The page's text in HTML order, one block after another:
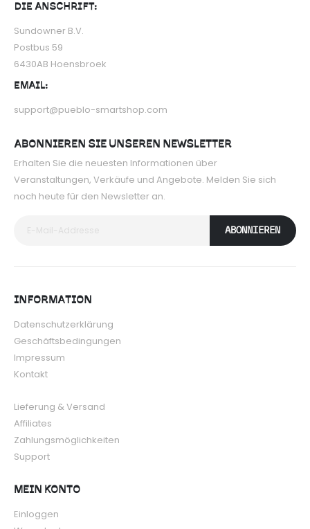
DIE ANSCHRIFT:
Sundowner B.V.
Postbus 59
6430AB Hoensbroek
EMAIL:
support@pueblo-smartshop.com
ABONNIEREN SIE UNSEREN NEWSLETTER
Erhalten Sie die neuesten Informationen über
Veranstaltungen, Verkäufe und Angebote. Melden Sie sich
noch heute für den Newsletter an.
ABONNIEREN
INFORMATION
Datenschutzerklärung
Geschäftsbedingungen
Impressum
Kontakt
Lieferung & Versand
Affiliates
Zahlungsmöglichkeiten
Support
MEIN KONTO
Einloggen